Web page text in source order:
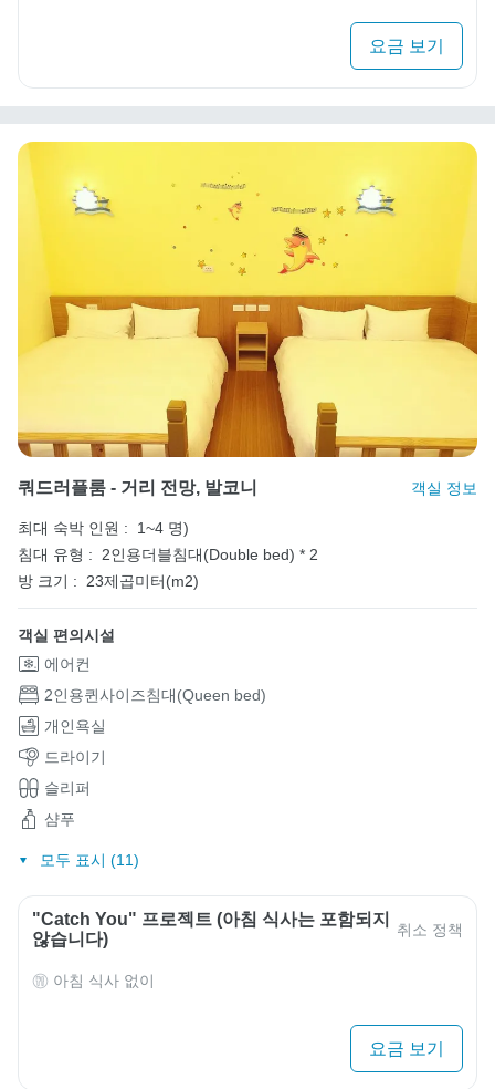
요금 보기
쿼드러플룸 - 거리 전망, 발코니 객실 정보
최대 숙박 인원 :
1~4 명)
침대 유형 : 2인용더블침대(Double bed) * 2
방 크기 : 23제곱미터(m2)
객실 편의시설
에어컨
2인용퀸사이즈침대(Queen bed)
개인욕실
드라이기
슬리퍼
샴푸
모두 표시 (11)
"Catch You" 프로젝트 (아침 식사는 포함되지
않습니다)
취소 정책
아침 식사 없이
요금 보기